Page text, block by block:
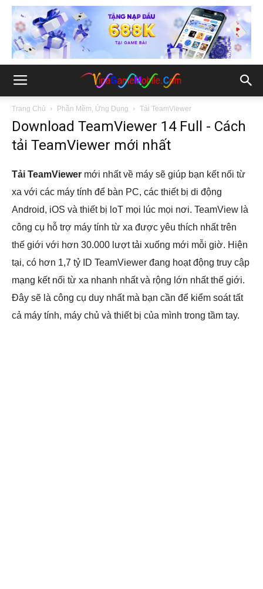
Trang Chủ Phần Mềm, Ứng Dụng Tải TeamViewer
Download TeamViewer 14 Full - Cách
tải TeamViewer mới nhất
Tải TeamViewer mới nhất về máy sẽ giúp bạn kết nối từ
xa với các máy tính để bàn PC, các thiết bị di động
Android, iOS và thiết bị loT mọi lúc mọi nơi. TeamView là
công cụ hỗ trợ máy tính từ xa được yêu thích nhất trên
thế giới với hơn 30.000 lượt tải xuống mới mỗi giờ. Hiện
tại, có hơn 1,7 tỷ ID TeamViewer đang hoạt động truy cập
mạng kết nối từ xa nhanh nhất và rộng lớn nhất thế giới.
Đây sẽ là công cụ duy nhất mà bạn cần để kiểm soát tất
cả máy tính, máy chủ và thiết bị của mình trong tầm tay.